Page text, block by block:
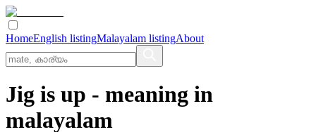
HomeEnglish listingMalayalam listingAbout
Jig is up - meaning in
malayalam